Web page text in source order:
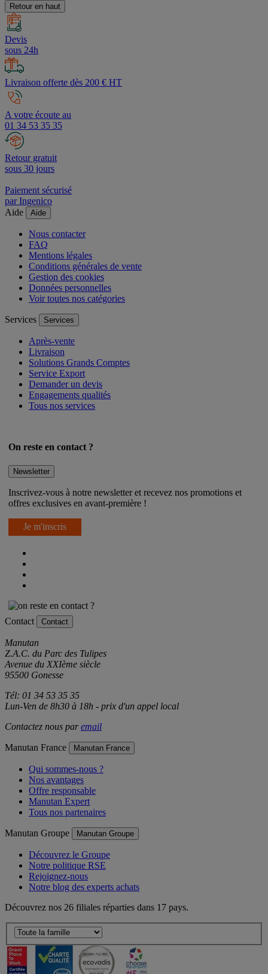
Retour en haut
Devis
sous 24h
Livraison offerte dès 200 € HT
A votre écoute au
01 34 53 35 35
Retour gratuit
sous 30 jours
Paiement sécurisé
par Ingenico
Aide
Aide
Nous contacter
FAQ
Mentions légales
Conditions générales de vente
Gestion des cookies
Données personnelles
Voir toutes nos catégories
Services Services
Après-vente
Livraison
Solutions Grands Comptes
Service Export
Demander un devis
Engagements qualités
Tous nos services
On reste en contact ?
Newsletter
Inscrivez-vous à notre newsletter et recevez nos promotions et
offres exclusives en avant-première !
Je m'inscris
Contact Contact
Manutan
Z.A.C. du Parc des Tulipes
Avenue du XXIème siècle
95500 Gonesse
Tél: 01 34 53 35 35
Lun-Ven de 8h30 à 18h - prix d'un appel local
Contactez nous paremail
Manutan France Manutan France
Qui sommes-nous ?
Nos avantages
Offre responsable
Manutan Expert
Tous nos partenaires
Manutan Groupe Manutan Groupe
Découvrez le Groupe
Notre politique RSE
Rejoignez-nous
Notre blog des experts achats
Découvrez nos 26 filiales réparties dans 17 pays.